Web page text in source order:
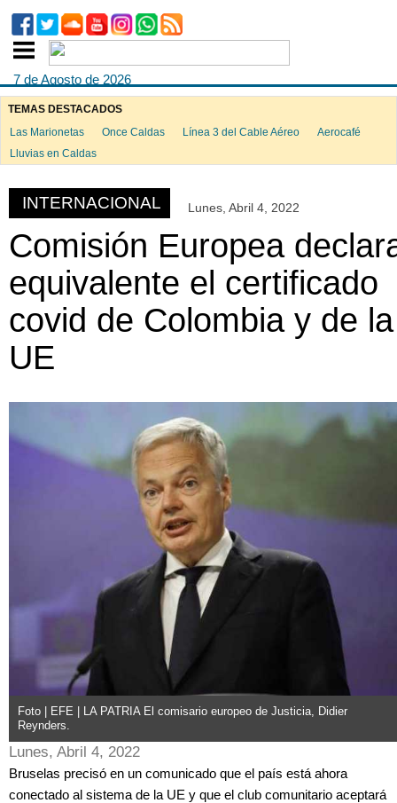
7 de Agosto de 2026
TEMAS DESTACADOS
Las Marionetas
Once Caldas Línea 3 del Cable Aéreo
Aerocafé
Lluvias en Caldas
INTERNACIONAL Lunes, Abril 4, 2022
Comisión Europea
equivalente el certificado
covid de Colombia y de la
UE
Foto | EFE | LA PATRIA El comisario europeo de Justicia, Didier
Reynders.
Lunes, Abril 4, 2022
Bruselas precisó en un comunicado que el país está ahora
conectado al sistema de la UE y que el club comunitario aceptará